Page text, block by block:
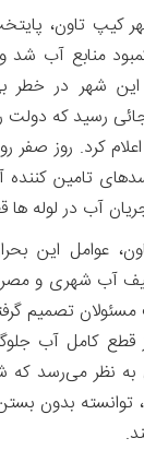
سال ۲۰۱۸، شهر کیپ
منابع آب شد
این شهر در خطر
کرد. روز صفر
تامین کننده
آب در لوله
عوامل این
آب شهری و
مسئولان تصمیم
قطع کامل آب
گذشت ۴ سال به نظر
توانسته بدون